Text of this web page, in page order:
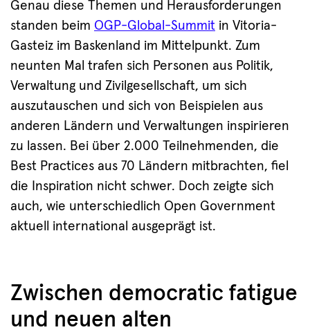
Genau diese Themen und Herausforderungen
standen beim OGP-Global-Summit in Vitoria-
Gasteiz im Baskenland im Mittelpunkt. Zum
neunten Mal trafen sich Personen aus Politik,
Verwaltung und Zivilgesellschaft, um sich
auszutauschen und sich von Beispielen aus
anderen Ländern und Verwaltungen inspirieren
zu lassen. Bei über 2.000 Teilnehmenden, die
Best Practices aus 70 Ländern mitbrachten, fiel
die Inspiration nicht schwer. Doch zeigte sich
auch, wie unterschiedlich Open Government
aktuell international ausgeprägt ist.
Zwischen democratic fatigue
und neuen alten